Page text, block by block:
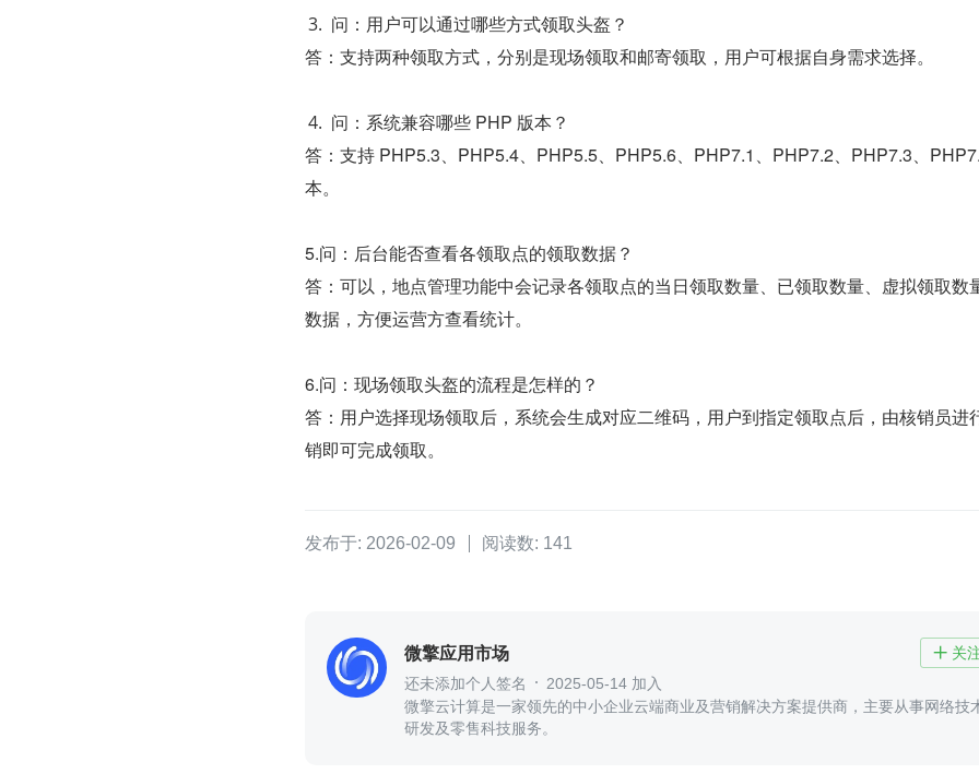
问：用户可以通过哪些方式领取头盔？
答：支持两种领取方式，分别是现场领取和邮寄领取，用户可根据自身需求选择。
问：系统兼容哪些 PHP 版本？
答：支持 PHP5.3、PHP5.4、PHP5.5、PHP5.6、PHP7.1、PHP7.2、PHP7.3、
本。
5.问：后台能否查看各领取点的领取数据？
答：可以，地点管理功能中会记录各领取点的当日领取数量、已领取数量、虚拟领取数
数据，方便运营方查看统计。
6.问：现场领取头盔的流程是怎样的？
答：用户选择现场领取后，系统会生成对应二维码，用户到指定领取点后，由核销员进
销即可完成领取。
发布于: 2026-02-09 阅读数: 141
微擎应用市场  关
还未添加个人签名
2025-05-14 加入
微擎云计算是一家领先的中小企业云端商业及营销解决方案提供商，主要从事网络技
研发及零售科技服务。